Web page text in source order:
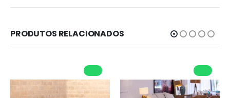
PRODUTOS RELACIONADOS